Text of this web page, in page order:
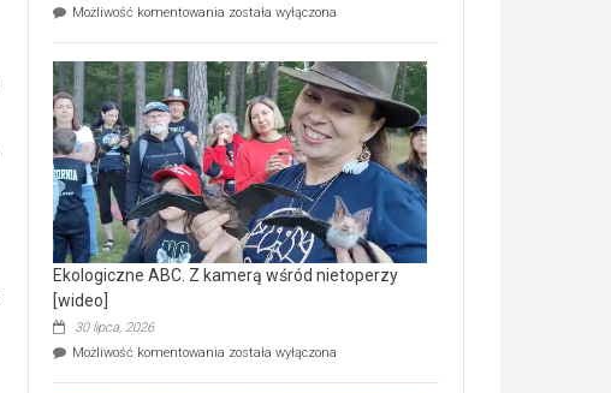
Możliwość komentowania Ekologiczne
–
prawdziwy
skarb
natury
[wideo]
została wyłączona
Ekologiczne ABC. Z kamerą wśród nietoperzy
[wideo]
30 lipca, 2026
Możliwość komentowania Ekologiczne
została wyłączona